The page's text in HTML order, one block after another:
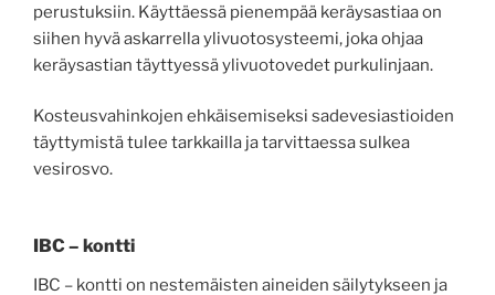
perustuksiin. Käyttäessä pienempää keräysastiaa on
siihen hyvä askarrella ylivuotosysteemi, joka ohjaa
keräysastian täyttyessä ylivuotovedet purkulinjaan.
Kosteusvahinkojen ehkäisemiseksi sadevesiastioiden
täyttymistä tulee tarkkailla ja tarvittaessa sulkea
vesirosvo.
IBC – kontti
IBC – kontti on nestemäisten aineiden säilytykseen ja